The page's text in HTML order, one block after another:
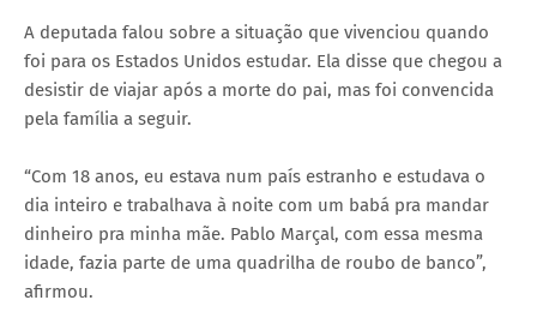
A deputada falou sobre a situação que vivenciou quando
foi para os Estados Unidos estudar. Ela disse que chegou a
desistir de viajar após a morte do pai, mas foi convencida
pela família a seguir.
“Com 18 anos, eu estava num país estranho e estudava o
dia inteiro e trabalhava à noite com um babá pra mandar
dinheiro pra minha mãe. Pablo Marçal, com essa mesma
idade, fazia parte de uma quadrilha de roubo de banco”,
afirmou.